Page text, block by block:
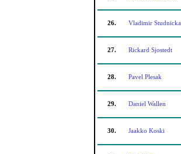
26. Vladimir Studnicka
27. Rickard Sjostedt
28. Pavel Plesak
29. Daniel Wallen
30. Jaakko Koski